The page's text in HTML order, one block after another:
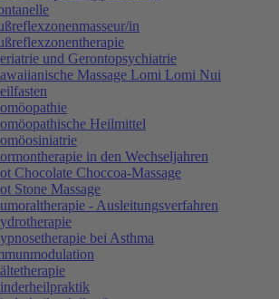
in
und Gerontopsychiatrie
Massage Lomi Lomi Nui
Heilmittel
in den Wechseljahren
Chocolate Choccoa-Massage
Stone Massage
- Ausleitungsverfahren
bei Asthma